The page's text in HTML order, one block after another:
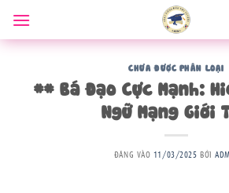
qua
nội
CHƯA ĐƯỢC PHÂN LOẠI
## Bá Đạo Cực Mạnh:
Ngữ Mạng Giới
ĐĂNG VÀO 11/03/2025 BỞI